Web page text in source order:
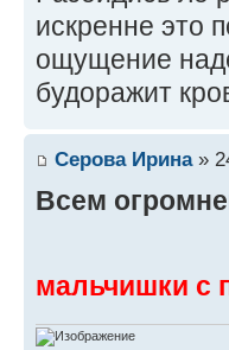
искренне это
ощущение
будоражит
Серова Ирина»
Всем
мальчишки с